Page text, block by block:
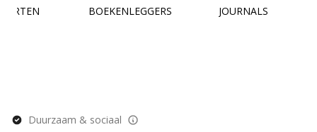
BOEKENLEGGERS JOURNALS
Duurzaam & sociaal